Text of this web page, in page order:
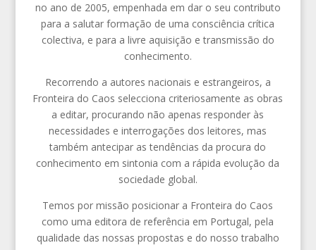
no ano de 2005, empenhada em dar o seu contributo
para a salutar formação de uma consciência crítica
colectiva, e para a livre aquisição e transmissão do
conhecimento.
Recorrendo a autores nacionais e estrangeiros, a
Fronteira do Caos selecciona criteriosamente as obras
a editar, procurando não apenas responder às
necessidades e interrogações dos leitores, mas
também antecipar as tendências da procura do
conhecimento em sintonia com a rápida evolução da
sociedade global.
Temos por missão posicionar a Fronteira do Caos
como uma editora de referência em Portugal, pela
qualidade das nossas propostas e do nosso trabalho